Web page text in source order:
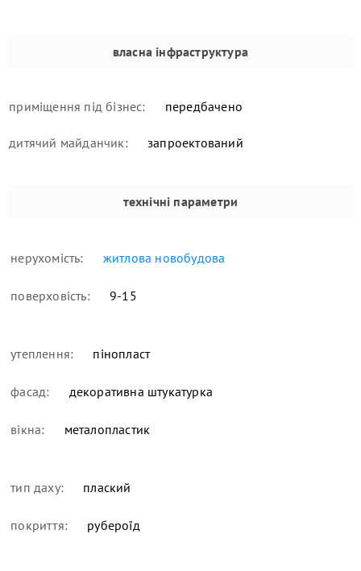
власна інфраструктура
приміщення під бізнес: передбачено
дитячий майданчик: запроектований
технічні параметри
нерухомість: житлова новобудова
поверховість: 9-15
утеплення: пінопласт
фасад: декоративна штукатурка
вікна: металопластик
тип даху: плаский
покриття: рубероїд